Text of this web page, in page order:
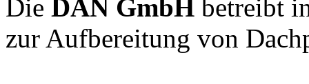
Die DAN GmbH betreibt
zur Aufbereitung von